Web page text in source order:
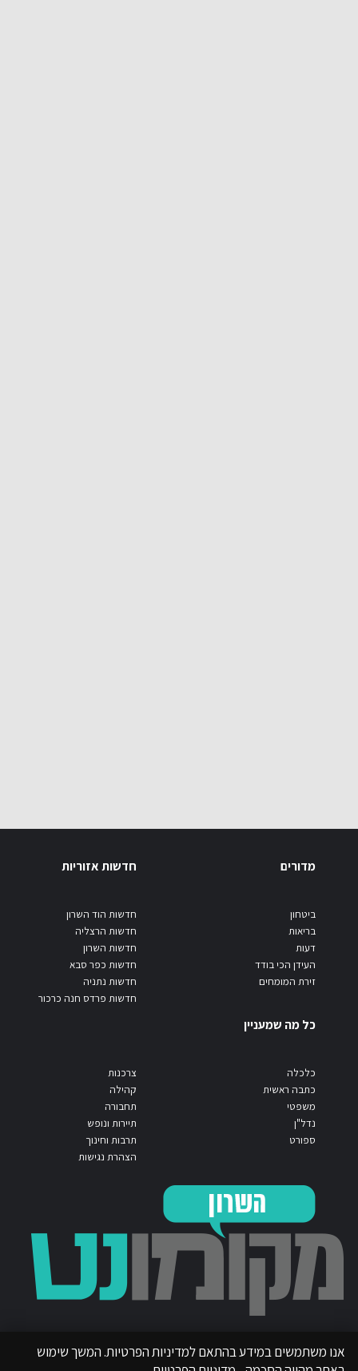
מדורים
ביטחון
בריאות
דעות
העידן הכי בודד
זירת המומחים
חדשות אזוריות
חדשות הוד השרון
חדשות הרצליה
חדשות השרון
חדשות כפר סבא
חדשות נתניה
חדשות פרדס חנה כרכור
כל מה שמעניין
כלכלה
כתבה ראשית
משפטי
נדל"ן
ספורט
צרכנות
קהילה
תחבורה
תיירות ונופש
תרבות וחינוך
הצהרת נגישות
אנו משתמשים במידע בהתאם למדיניות הפרטיות. המשך שימוש